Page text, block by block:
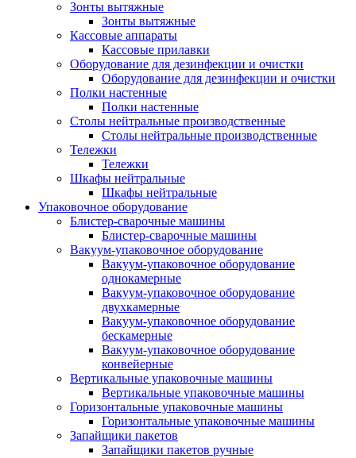
Зонты вытяжные
Зонты вытяжные
Кассовые аппараты
Кассовые прилавки
Оборудование для дезинфекции и очистки
Оборудование для дезинфекции и очистки
Полки настенные
Полки настенные
Столы нейтральные производственные
Столы нейтральные производственные
Тележки
Тележки
Шкафы нейтральные
Шкафы нейтральные
Упаковочное оборудование
Блистер-сварочные машины
Блистер-сварочные машины
Вакуум-упаковочное оборудование
Вакуум-упаковочное оборудование
однокамерные
Вакуум-упаковочное оборудование
двухкамерные
Вакуум-упаковочное оборудование
беcкамерные
Вакуум-упаковочное оборудование
конвейерные
Вертикальные упаковочные машины
Вертикальные упаковочные машины
Горизонтальные упаковочные машины
Горизонтальные упаковочные машины
Запайщики пакетов
Запайщики пакетов ручные